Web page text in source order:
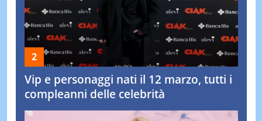
Vip e personaggi nati il 12 marzo, tutti i
compleanni delle celebrità